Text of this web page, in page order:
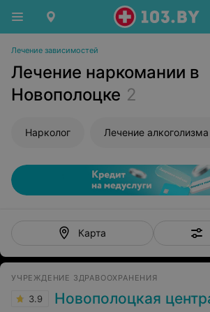
Лечение зависимостей
Лечение наркомании в
Новополоцке 2
Нарколог Лечение алкоголизма
Карта
УЧРЕЖДЕНИЕ ЗДРАВООХРАНЕНИЯ
3.9 Новополоцкая центральная городская